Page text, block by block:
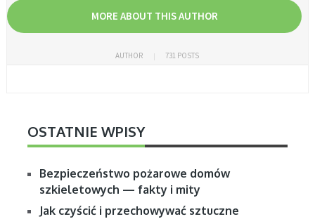
MORE ABOUT THIS AUTHOR
AUTHOR 731 POSTS
OSTATNIE WPISY
Bezpieczeństwo pożarowe domów
szkieletowych — fakty i mity
Jak czyścić i przechowywać sztuczne